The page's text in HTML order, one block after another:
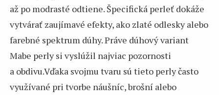
až po modrasté odtiene. Špecifická perleť dokáže
vytvárať zaujímavé efekty, ako zlaté odlesky alebo
farebné spektrum dúhy. Práve dúhový variant
Mabe perly si vyslúžil najviac pozornosti
a obdivu.Vďaka svojmu tvaru sú tieto perly často
využívané pri tvorbe náušníc, brošní alebo